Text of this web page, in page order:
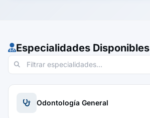
Especialidades Disponibles
Odontología General